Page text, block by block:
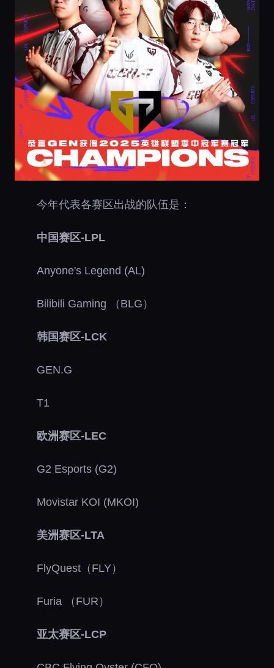
今年代表各赛区出战的队伍是：
中国赛区-LPL
Anyone's Legend (AL)
Bilibili Gaming （BLG）
韩国赛区-LCK
GEN.G
T1
欧洲赛区-LEC
G2 Esports (G2)
Movistar KOI (MKOI)
美洲赛区-LTA
FlyQuest（FLY）
Furia （FUR）
亚太赛区-LCP